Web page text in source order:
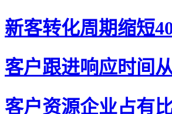
新客转化周期缩短
客户跟进响应时间
客户资源企业占有